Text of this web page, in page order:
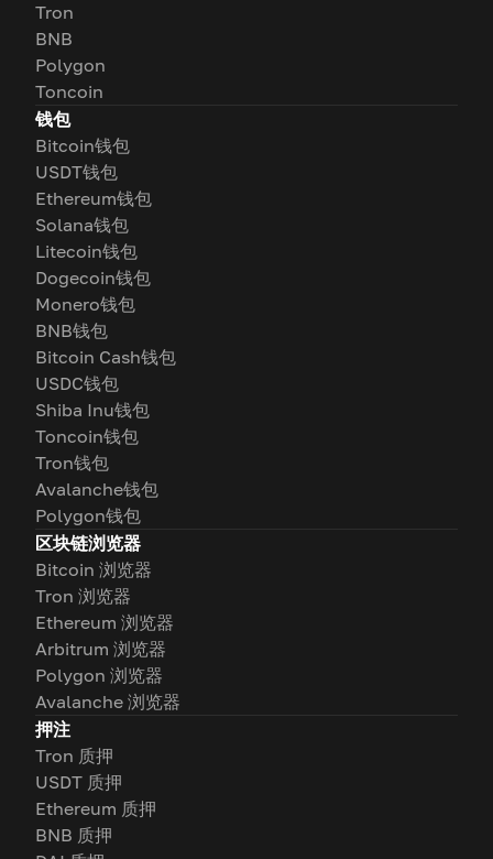
Tron
BNB
Polygon
Toncoin
钱包
Bitcoin钱包
USDT钱包
Ethereum钱包
Solana钱包
Litecoin钱包
Dogecoin钱包
Monero钱包
BNB钱包
Bitcoin Cash钱包
USDC钱包
Shiba Inu钱包
Toncoin钱包
Tron钱包
Avalanche钱包
Polygon钱包
区块链浏览器
Bitcoin 浏览器
Tron 浏览器
Ethereum 浏览器
Arbitrum 浏览器
Polygon 浏览器
Avalanche 浏览器
押注
Tron 质押
USDT 质押
Ethereum 质押
BNB 质押